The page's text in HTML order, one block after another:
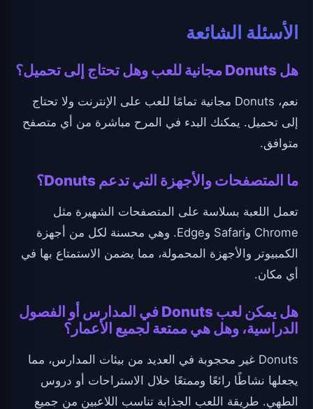
الأسئلة الشائعة
هل Donuts مجانية للعب وهل تحتاج إلى تحميل؟
نعم، Donuts مجانية تمامًا للعب على الإنترنت ولا تحتاج
إلى تحميل. يمكنك البدء في المرح مباشرة من أي متصفح
متوافق.
ما المتصفحات والأجهزة التي تدعم Donuts؟
تعمل اللعبة بسلاسة على المتصفحات الشهيرة مثل
Chrome وSafari وEdge. وهي محسنة لكل من أجهزة
الكمبيوتر والأجهزة المحمولة، مما يضمن الاستمتاع بها في
أي مكان.
هل يمكن لعب Donuts في المدارس أو الفصول
الدراسية، وهل هي ممتعة لجميع الأعمار؟
Donuts غير محجوبة في العديد من بيئات المدارس، مما
يجعلها نشاطًا رائعًا وممتعًا خلال الاستراحات أو دروس
الطهي. طريقة اللعب الجذابة تناسب اللاعبين من جميع